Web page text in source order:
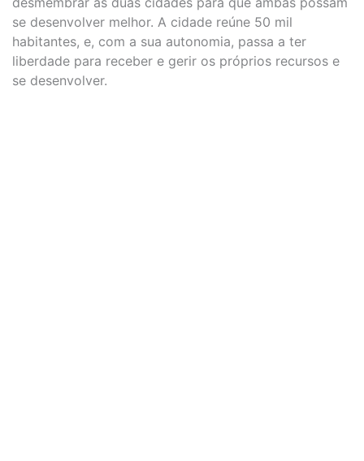
se desenvolver melhor. A cidade reúne 50 mil
habitantes, e, com a sua autonomia, passa a ter
liberdade para receber e gerir os próprios recursos e
se desenvolver.